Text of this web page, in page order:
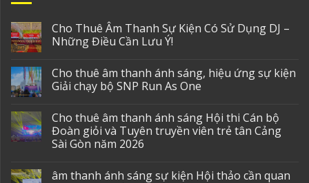
Cho Thuê Âm Thanh Sự Kiện Có Sử Dụng DJ –
Những Điều Cần Lưu Ý!
Cho thuê âm thanh ánh sáng, hiệu ứng sự kiện
Giải chạy bộ SNP Run As One
Cho thuê âm thanh ánh sáng Hội thi Cán bộ
Đoàn giỏi và Tuyên truyền viên trẻ tân Cảng
Sài Gòn năm 2026
âm thanh ánh sáng sự kiện Hội thảo cần quan